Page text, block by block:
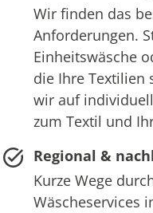
Wir finden das
Anforderungen.
Einheitswäsche
die Ihre Textilien
wir auf
zum Textil und
Regional &
Kurze Wege
Wäscheservices